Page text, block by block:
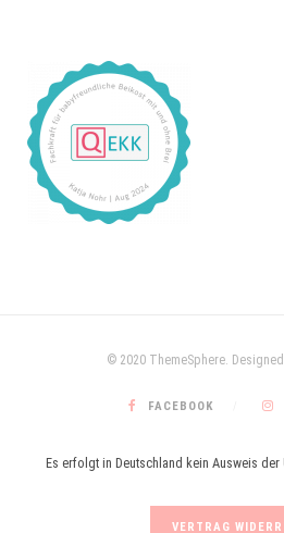
© 2020 ThemeSphere.
FACEBOOK
Es erfolgt in Deutschland kein Ausweis der
VERTRAG